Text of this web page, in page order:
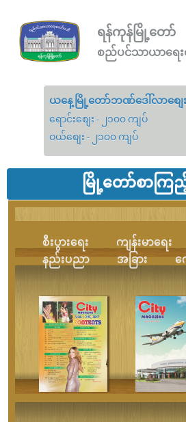
ရန်ကုန်မြို့တော်
စည်ပင်သာယာရေ
ယနေ့မြို့တော်ဘဏ်ဒေါ်လာစျေး
ရောင်းစျေး - ၂၁၀၀ ကျပ်
ဝယ်စျေး - ၂၁၀၀ ကျပ်
မြို့တော်စာက
စီးပွားရေး ကျန်းမာရေး
နည်းပညာ
အခြား က